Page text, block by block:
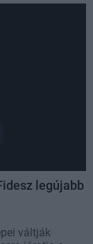
legújabb
váltják